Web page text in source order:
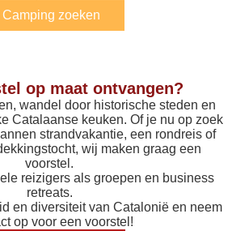
Camping zoeken
op maat ontvangen?
wandel door historische steden en
Catalaanse keuken. Of je nu op zoek
strandvakantie, een rondreis of
wij maken graag een
voorstel.
reizigers als groepen en business
retreats.
en diversiteit van Catalonië en neem
op voor een voorstel!